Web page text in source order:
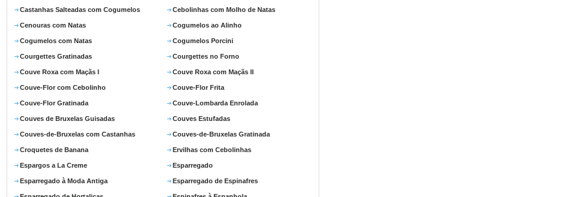
Castanhas Salteadas com Cogumelos Cebolinhas com Molho de Natas
Cenouras com Natas Cogumelos ao Alinho
Cogumelos com Natas Cogumelos Porcini
Courgettes Gratinadas Courgettes no Forno
Couve Roxa com Maçãs I Couve Roxa com Maçãs II
Couve-Flor com Cebolinho Couve-Flor Frita
Couve-Flor Gratinada Couve-Lombarda Enrolada
Couves de Bruxelas Guisadas Couves Estufadas
Couves-de-Bruxelas com Castanhas Couves-de-Bruxelas Gratinada
Croquetes de Banana Ervilhas com Cebolinhas
Espargos a La Creme Esparregado
Esparregado à Moda Antiga Esparregado de Espinafres